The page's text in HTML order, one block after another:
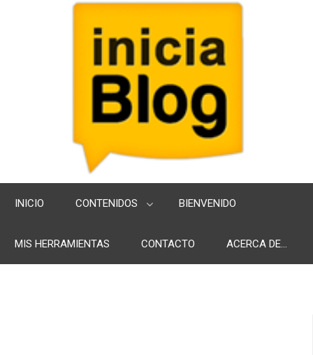
INICIO CONTENIDOS BIENVENIDO
MIS HERRAMIENTAS CONTACTO ACERCA DE...